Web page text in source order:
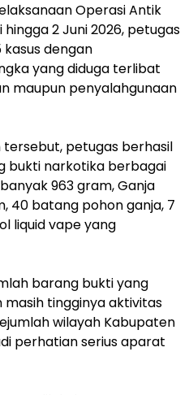
Operasi Antik
hingga 2 Juni 2026, petugas
dengan
yang diduga terlibat
maupun penyalahgunaan
petugas berhasil
bukti narkotika berbagai
963 gram, Ganja
40 batang pohon ganja, 7
liquid vape yang
barang bukti yang
tingginya aktivitas
wilayah Kabupaten
perhatian serius aparat